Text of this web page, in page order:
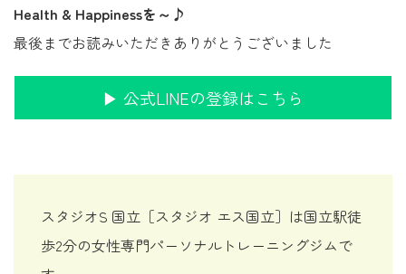
Health & Happinessを～♪
最後までお読みいただきありがとうございました
▶︎ 公式LINEの登録はこちら
スタジオS 国立［スタジオ エス国立］は国立駅徒
歩2分の女性専門パーソナルトレーニングジムで